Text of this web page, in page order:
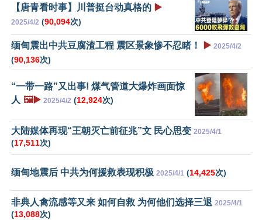
【唐青看时事】川普挺台动真格的 ▶️
2025/4/2 (90,094次)
缅甸震出中共豆腐渣工程 震区景象惨不忍睹！ ▶️ 2025/4/2
(90,136次)
“一带一路”又出事! 煤气管道大爆炸画面惊
人 🖼️▶️ 2025/4/2 (12,924次)
大陆媒体再现“王朝灭亡前征兆”文 民心思变 2025/4/1
(17,511次)
缅甸地震后 中共为何援救表现积极 2025/4/1 (14,425次)
非典人禽流感等又来 如何自救 为何他们选择三退 2025/4/1
(13,088次)